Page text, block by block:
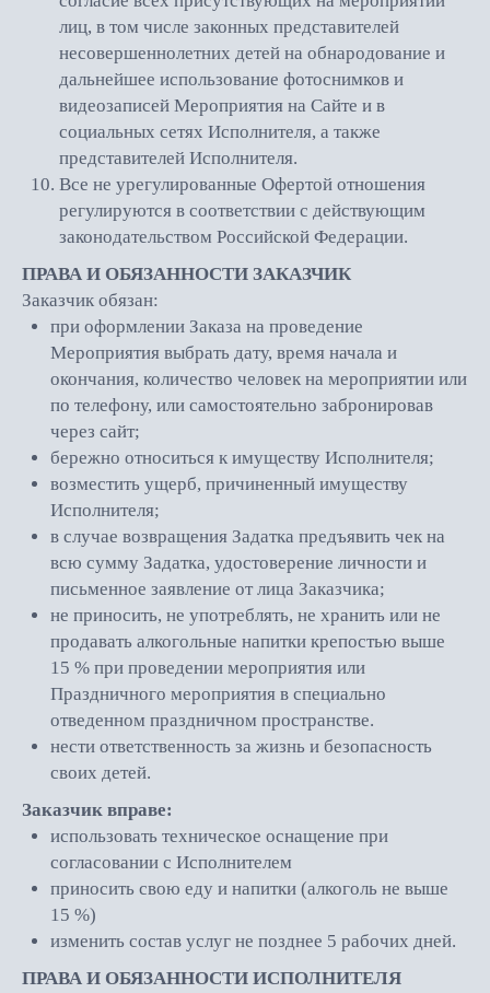
лиц, в том числе законных представителей
несовершеннолетних детей на обнародование и
дальнейшее использование фотоснимков и
видеозаписей Мероприятия на Сайте и в
социальных сетях Исполнителя, а также
представителей Исполнителя.
Все не урегулированные Офертой отношения
регулируются в соответствии с действующим
законодательством Российской Федерации.
ПРАВА И ОБЯЗАННОСТИ ЗАКАЗЧИК
Заказчик обязан:
при оформлении Заказа на проведение
Мероприятия выбрать дату, время начала и
окончания, количество человек на мероприятии или
по телефону, или самостоятельно забронировав
через cайт;
бережно относиться к имуществу Исполнителя;
возместить ущерб, причиненный имуществу
Исполнителя;
в случае возвращения Задатка предъявить чек на
всю сумму Задатка, удостоверение личности и
письменное заявление от лица Заказчика;
не приносить, не употреблять, не хранить или не
продавать алкогольные напитки крепостью выше
15 % при проведении мероприятия или
Праздничного мероприятия в специально
отведенном праздничном пространстве.
нести ответственность за жизнь и безопасность
своих детей.
Заказчик вправе:
использовать техническое оснащение при
согласовании с Исполнителем
приносить свою еду и напитки (алкоголь не выше
15 %)
изменить состав услуг не позднее 5 рабочих дней.
ПРАВА И ОБЯЗАННОСТИ ИСПОЛНИТЕЛЯ